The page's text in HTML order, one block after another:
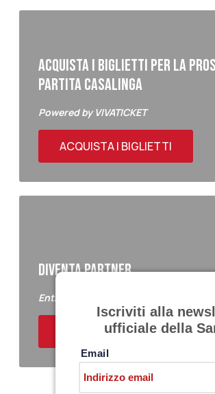
ACQUISTA I BIGLIETTI PER LA
PARTITA CASALINGA
Powered by VIVATICKET
ACQUISTA I BIGLIETTI
DIVENTA PARTNER
Entra a far parte del Samb Business
ACQUISTA I BIGLIETTI
Iscriviti alla
ufficiale della
Email